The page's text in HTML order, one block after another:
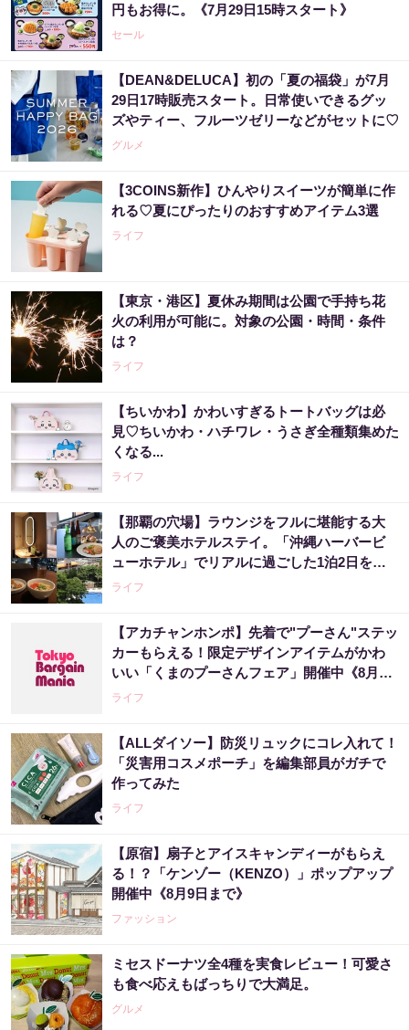
円もお得に。《7月29日15時スタート》
セール
【DEAN&DELUCA】初の「夏の福袋」が7月
29日17時販売スタート。日常使いできるグッ
ズやティー、フルーツゼリーなどがセットに♡
グルメ
【3COINS新作】ひんやりスイーツが簡単に作
れる♡夏にぴったりのおすすめアイテム3選
ライフ
【東京・港区】夏休み期間は公園で手持ち花
火の利用が可能に。対象の公園・時間・条件
は？
ライフ
【ちいかわ】かわいすぎるトートバッグは必
見♡ちいかわ・ハチワレ・うさぎ全種類集めた
くなる...
ライフ
【那覇の穴場】ラウンジをフルに堪能する大
人のご褒美ホテルステイ。「沖縄ハーバービ
ューホテル」でリアルに過ごした1泊2日をレ
ビュー。
ライフ
【アカチャンホンポ】先着で"プーさん"ステッ
カーもらえる！限定デザインアイテムがかわ
いい「くまのプーさんフェア」開催中《8月27
日まで》
ライフ
【ALLダイソー】防災リュックにコレ入れて！
「災害用コスメポーチ」を編集部員がガチで
作ってみた
ライフ
【原宿】扇子とアイスキャンディーがもらえ
る！？「ケンゾー（KENZO）」ポップアップ
開催中《8月9日まで》
ファッション
ミセスドーナツ全4種を実食レビュー！可愛さ
も食べ応えもばっちりで大満足。
グルメ